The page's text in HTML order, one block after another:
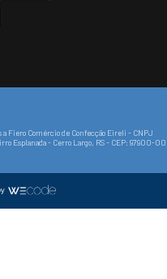
Fiero Comércio de Confecção Eireli - CNPJ
Esplanada - Cerro Largo, RS - CEP: 97900-